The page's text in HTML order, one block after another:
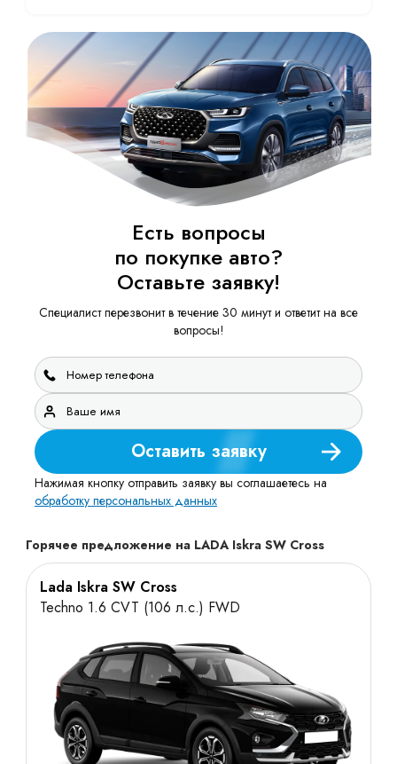
Есть вопросы
по покупке авто?
Оставьте заявку!
Специалист перезвонит в течение 30 минут и ответит на все
вопросы!
Оставить заявку
Нажимая кнопку отправить заявку вы соглашаетесь на
обработку персональных данных
Горячее предложение на LADA Iskra SW Cross
Lada Iskra SW Cross
Techno 1.6 CVT (106 л.с.) FWD